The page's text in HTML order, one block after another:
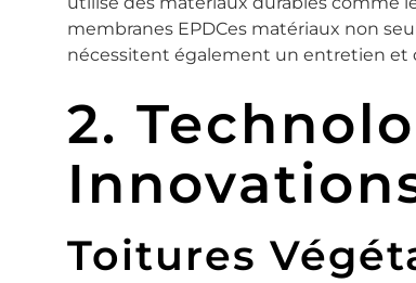
membranes EPDCes matériaux non
nécessitent également un entretien et
2.
Toitures